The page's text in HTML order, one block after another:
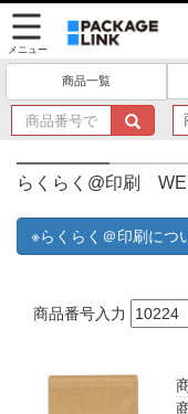
メニュー
商品一覧
商
品
番
号
す
らくらく@印刷
※らくらく＠印刷に
商品番号入力